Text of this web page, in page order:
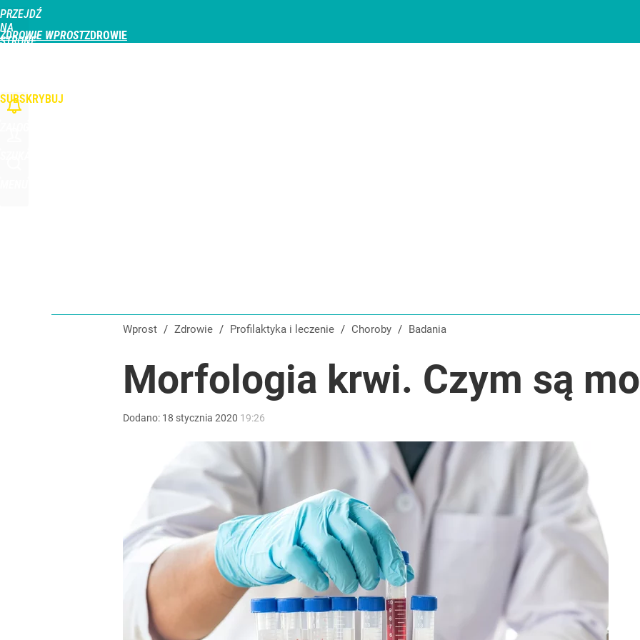
PRZEJDŹ
NA
STRONĘ
ZDROWIE WPROST
SUBSKRYBUJ
Wprost / Zdrowie / Profilaktyka i leczenie / Choroby / Badania
Morfologia krwi. Czym są
Dodano: 18 stycznia 2020 19:26